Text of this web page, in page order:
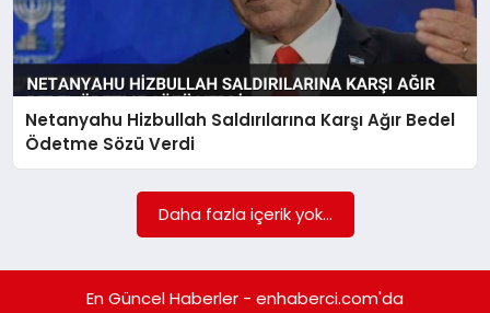
MAGAZIN
DÜNYA
EKONOMI
Netanyahu Hizbullah Saldırılarına Karşı Ağır Bedel
Ödetme Sözü Verdi
Daha fazla içerik yok...
En Güncel Haberler - enhaberci.com'da